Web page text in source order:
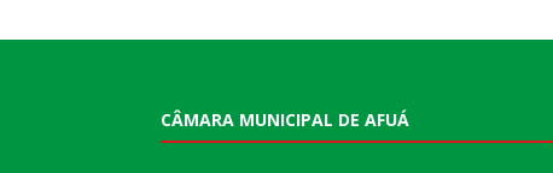
CÂMARA MUNICIPAL DE AFUÁ